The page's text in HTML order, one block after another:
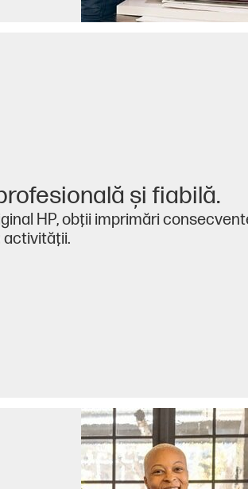
şi fiabilă.
HP, obţii imprimări